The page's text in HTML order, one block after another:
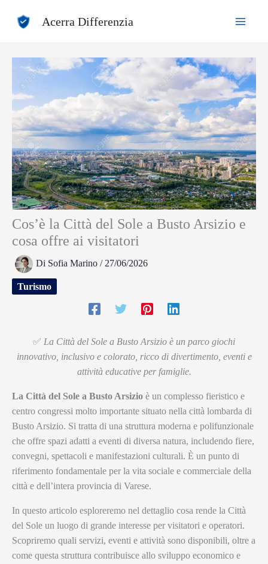
Acerra Differenzia
Cos’è la Città del Sole a Busto Arsizio e
cosa offre ai visitatori
Di Sofia Marino / 27/06/2026
Turismo
✅ La Città del Sole a Busto Arsizio è un parco giochi
innovativo, inclusivo e colorato, ricco di divertimento, eventi e
attività educative per famiglie.
La Città del Sole a Busto Arsizio è un complesso fieristico e
centro congressi molto importante situato nella città lombarda di
Busto Arsizio. Si tratta di una struttura moderna e polifunzionale
che offre spazi adatti a eventi di diversa natura, includendo fiere,
convegni, spettacoli e manifestazioni culturali. È un punto di
riferimento fondamentale per la vita sociale e commerciale della
città e dell’intera provincia di Varese.
In questo articolo esploreremo nel dettaglio cosa rende la Città
del Sole un luogo di grande interesse per visitatori e operatori.
Scopriremo quali servizi, eventi e attività sono disponibili, oltre a
come questa struttura contribuisce allo sviluppo economico e